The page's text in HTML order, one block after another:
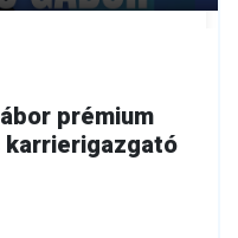
prémium